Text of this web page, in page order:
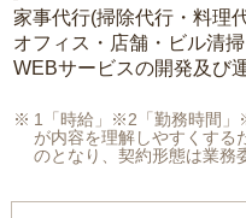
家事代行(掃除代行・料理
オフィス・店舗・ビル清掃
WEBサービスの開発及び
1「時給」※2「勤務時間」
が内容を理解しやすくする
のとなり、契約形態は業務